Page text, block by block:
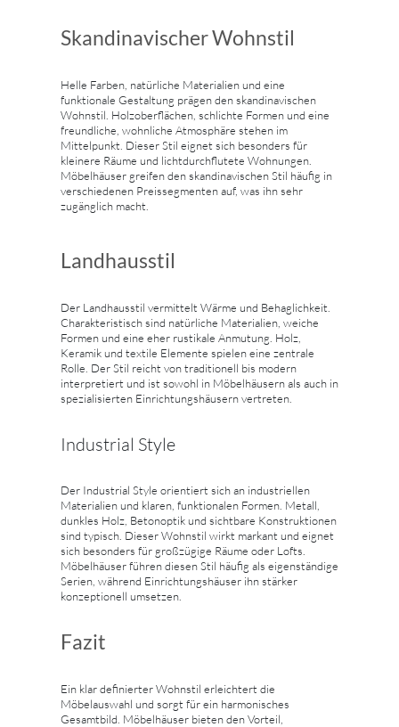
Skandinavischer Wohnstil
Helle Farben, natürliche Materialien und eine
funktionale Gestaltung prägen den skandinavischen
Wohnstil. Holzoberflächen, schlichte Formen und eine
freundliche, wohnliche Atmosphäre stehen im
Mittelpunkt. Dieser Stil eignet sich besonders für
kleinere Räume und lichtdurchflutete Wohnungen.
Möbelhäuser greifen den skandinavischen Stil häufig in
verschiedenen Preissegmenten auf, was ihn sehr
zugänglich macht.
Landhausstil
Der Landhausstil vermittelt Wärme und Behaglichkeit.
Charakteristisch sind natürliche Materialien, weiche
Formen und eine eher rustikale Anmutung. Holz,
Keramik und textile Elemente spielen eine zentrale
Rolle. Der Stil reicht von traditionell bis modern
interpretiert und ist sowohl in Möbelhäusern als auch in
spezialisierten Einrichtungshäusern vertreten.
Industrial Style
Der Industrial Style orientiert sich an industriellen
Materialien und klaren, funktionalen Formen. Metall,
dunkles Holz, Betonoptik und sichtbare Konstruktionen
sind typisch. Dieser Wohnstil wirkt markant und eignet
sich besonders für großzügige Räume oder Lofts.
Möbelhäuser führen diesen Stil häufig als eigenständige
Serien, während Einrichtungshäuser ihn stärker
konzeptionell umsetzen.
Fazit
Ein klar definierter Wohnstil erleichtert die
Möbelauswahl und sorgt für ein harmonisches
Gesamtbild. Möbelhäuser bieten den Vorteil,